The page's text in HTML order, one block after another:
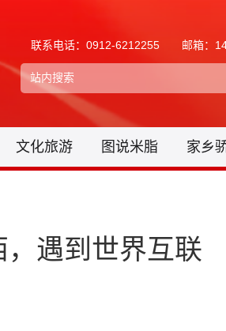
联系电话：0912-6212255 邮箱：
文化旅游 图说米脂 家乡
，遇到世界互联